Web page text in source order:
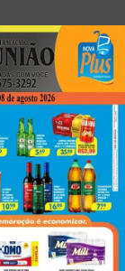
Next
Homem Esfaqueia Mulher Ao Vê-La Tomando Banho Com Morador De Rua E Foge Após Confessar Crime